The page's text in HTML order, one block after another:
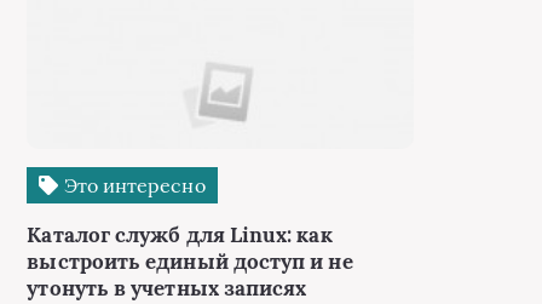
Это интересно
Каталог служб для Linux: как
выстроить единый доступ и не
утонуть в учетных записях